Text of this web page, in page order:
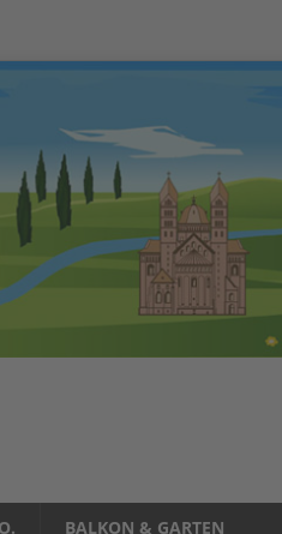
BALKON & GARTEN